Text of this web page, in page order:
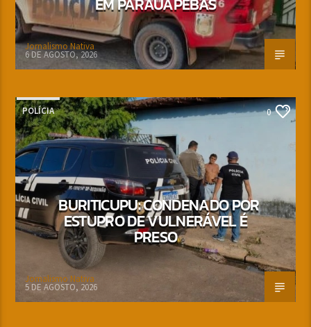
Jornalismo Nativa
6 DE AGOSTO, 2026
POLÍCIA 0
BURITICUPU: CONDENADO POR
ESTUPRO DE VULNERÁVEL É
PRESO
Jornalismo Nativa
5 DE AGOSTO, 2026